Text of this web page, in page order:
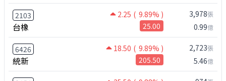
2103 2.25 ( 9.89% )
台橡 25.00
3,978張
0.99億
6426 18.50 ( 9.89% )
統新 205.50
2,723張
5.46億